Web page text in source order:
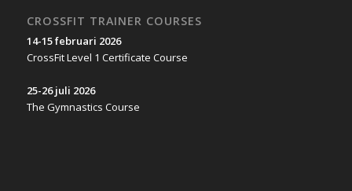
CROSSFIT TRAINER COURSES
14-15 februari 2026
CrossFit Level 1 Certificate Course
25-26 juli 2026
The Gymnastics Course